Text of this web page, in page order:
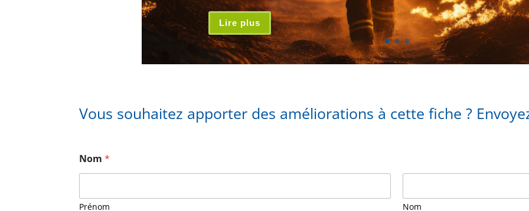
Lire plus
Vous souhaitez apporter des améliorations à cette fiche ?
Nom*
Prénom Nom